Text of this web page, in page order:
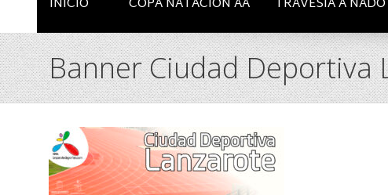
Banner Ciudad Deportiva